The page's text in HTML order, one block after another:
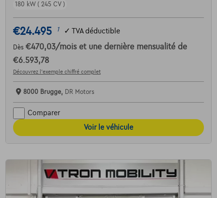
180 kW ( 245 CV )
€24.495 1 ✓ TVA déductible
Dès €470,03/mois et une dernière mensualité de
€6.593,78
Découvrez l’exemple chiffré complet
8000 Brugge, DR Motors
Comparer
Voir le véhicule